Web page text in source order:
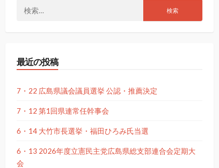
最近の投稿
7・22 広島県議会議員選挙 公認・推薦決定
7・12 第1回県連常任幹事会
6・14 大竹市長選挙・福田ひろみ氏当選
6・13 2026年度立憲民主党広島県総支部連合会定期大
会